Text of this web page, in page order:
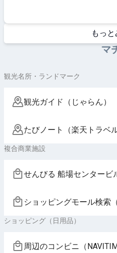
もっと
マ
観光名所・ランドマーク
観光ガイド（じゃらん）
たびノート（楽天トラベル
複合商業施設
せんびる 船場センタービ
ショッピングモール検索
ショッピング（日用品）
周辺のコンビニ（